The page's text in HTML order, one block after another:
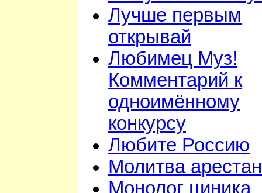
Лучше первым
открывай
Любимец Муз!
Комментарий к
одноимённому
конкурсу
Любите Россию
Молитва
Монолог циника